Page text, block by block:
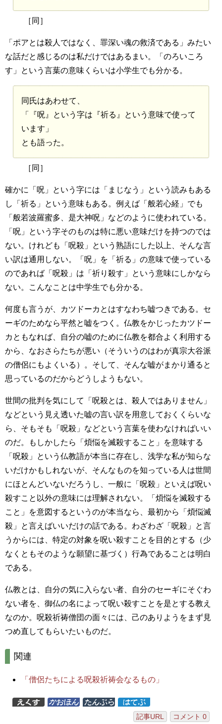
［同］
「ポアとは殺人ではなく、罪深い魂の救済である」みたい
な話だと感じるのは私だけではあるまい。「のろいころ
す」という言葉の意味くらいは小学生でも分かる。
同氏はあわせて、
「『呪』という字は『祈る』という意味で使って
います」
とも語った。
［同］
確かに「呪」という字には「まじなう」という読みもある
し「祈る」という意味もある。例えば「般若心経」でも
「般若波羅蜜多、是大神呪」などのように使われている。
「呪」という字そのものは特に悪い意味だけを持つのでは
ない。けれども「呪殺」という熟語にした以上、そんな言
い訳は通用しない。「呪」を「祈る」の意味で使っている
のであれば「呪殺」は「祈り殺す」という意味にしかなら
ない。こんなことは中学生でも分かる。
何度も言うが、カツドーカとはすなわち嘘つきである。セ
ーギのためなら平然と嘘をつく。仏教をかじったカツドー
カともなれば、自分の嘘のために仏教を都合よく利用する
から、なおさらたちが悪い（そういうのはわが真宗大谷派
の僧侶にもよくいる）。そして、そんな嘘がまかり通ると
思っているのだからどうしようもない。
世間の批判を気にして「呪殺とは、殺人ではありません」
などという見え透いた嘘の言い訳を用意しておくくらいな
ら、そもそも「呪殺」などという言葉を使わなければいい
のだ。もしかしたら「煩悩を滅殺すること」を意味する
「呪殺」という仏教語が本当に存在し、浅学な私が知らな
いだけかもしれないが、そんなものを知っている人は世間
にほとんどいないだろうし、一般に「呪殺」といえば呪い
殺すこと以外の意味には理解されない。「煩悩を滅殺する
こと」を意図するというのが本当なら、最初から「煩悩滅
殺」と言えばいいだけの話である。わざわざ「呪殺」と言
うからには、特定の対象を呪い殺すことを目的とする（少
なくともそのような願望に基づく）行為であることは明白
である。
仏教とは、自分の気に入らない者、自分のセーギにそぐわ
ない者を、御仏の名によって呪い殺すことを是とする教え
なのか。呪殺祈祷僧団の面々には、己のありようをまず見
つめ直してもらいたいものだ。
関連
「僧侶たちによる呪殺祈祷会なるもの」
記事URL コメント 0